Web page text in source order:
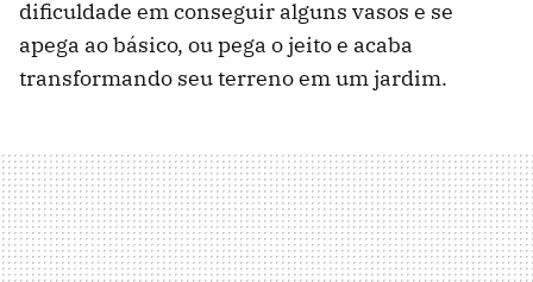
dificuldade em conseguir alguns vasos e se
apega ao básico, ou pega o jeito e acaba
transformando seu terreno em um jardim.